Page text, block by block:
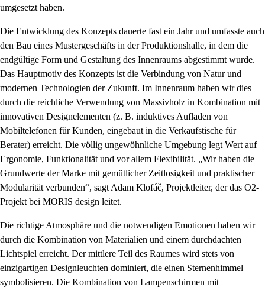
umgesetzt haben.
Die Entwicklung des Konzepts dauerte fast ein Jahr und umfasste auch
den Bau eines Mustergeschäfts in der Produktionshalle, in dem die
endgültige Form und Gestaltung des Innenraums abgestimmt wurde.
Das Hauptmotiv des Konzepts ist die Verbindung von Natur und
modernen Technologien der Zukunft. Im Innenraum haben wir dies
durch die reichliche Verwendung von Massivholz in Kombination mit
innovativen Designelementen (z. B. induktives Aufladen von
Mobiltelefonen für Kunden, eingebaut in die Verkaufstische für
Berater) erreicht. Die völlig ungewöhnliche Umgebung legt Wert auf
Ergonomie, Funktionalität und vor allem Flexibilität. „Wir haben die
Grundwerte der Marke mit gemütlicher Zeitlosigkeit und praktischer
Modularität verbunden“, sagt Adam Klofáč, Projektleiter, der das O2-
Projekt bei MORIS design leitet.
Die richtige Atmosphäre und die notwendigen Emotionen haben wir
durch die Kombination von Materialien und einem durchdachten
Lichtspiel erreicht. Der mittlere Teil des Raumes wird stets von
einzigartigen Designleuchten dominiert, die einen Sternenhimmel
symbolisieren. Die Kombination von Lampenschirmen mit